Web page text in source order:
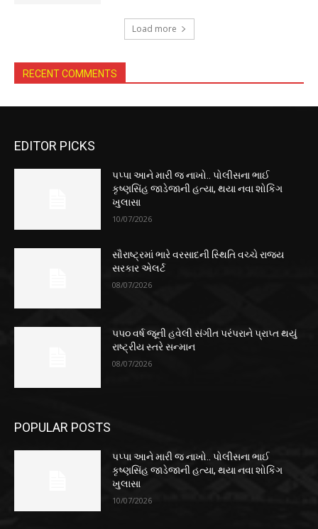
Load more
RECENT COMMENTS
EDITOR PICKS
પપ્પા આને મારી જ નાખો.. પોલીસના ભાઈ
કૃષ્ણસિંહ જાડેજાની હત્યા, થયા નવા શોકિંગ
ખુલાસા
10/07/2026
સૌરાષ્ટ્રમાં ભારે વરસાદની સ્થિતિ વચ્ચે રાજ્ય
સરકાર એલર્ટ
08/07/2026
૫૫૦ વર્ષ જૂની હવેલી સંગીત પરંપરાને પ્રાપ્ત થયું
રાષ્ટ્રીય સ્તરે સન્માન
08/07/2026
POPULAR POSTS
પપ્પા આને મારી જ નાખો.. પોલીસના ભાઈ
કૃષ્ણસિંહ જાડેજાની હત્યા, થયા નવા શોકિંગ
ખુલાસા
10/07/2026